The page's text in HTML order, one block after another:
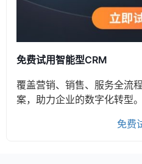
免费试用智能型CRM
覆盖营销、销售、服务全流
案，助力企业的数字化转型。
免费